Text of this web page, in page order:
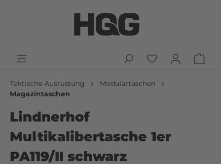
Taktische Ausrüstung
Modulartaschen
Magazintaschen
Lindnerhof
Multikalibertasche 1er
PA119/II schwarz